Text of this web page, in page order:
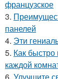
французское
3.
панелей
4. Эти
5. Как
каждой